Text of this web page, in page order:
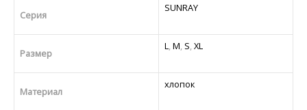
Серия
SUNRAY
Размер
L M S XL
Материал
хлопок